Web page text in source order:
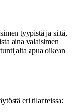
tyypistä ja siitä,
aina valaisimen
apua oikean
eri tilanteissa: